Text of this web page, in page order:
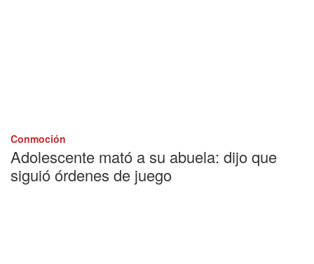
Conmoción
Adolescente mató a su abuela: dijo que
siguió órdenes de juego